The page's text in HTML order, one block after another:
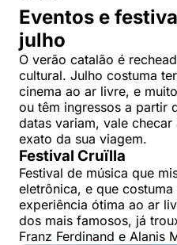
Eventos e
julho
O verão catalão é
cultural. Julho costuma
cinema ao ar livre, e
ou têm ingressos a partir
datas variam, vale
exato da sua viagem.
Festival Cruïlla
Festival de música que
eletrônica, e que
experiência ótima ao ar
dos mais famosos, já
Franz Ferdinand e Alanis